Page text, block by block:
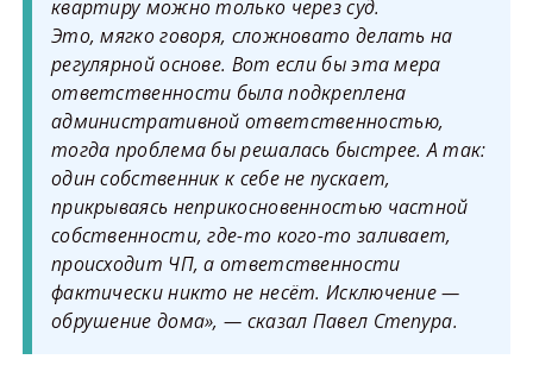
квартиру можно только через суд.
Это, мягко говоря, сложновато делать на
регулярной основе. Вот если бы эта мера
ответственности была подкреплена
административной ответственностью,
тогда проблема бы решалась быстрее. А так:
один собственник к себе не пускает,
прикрываясь неприкосновенностью частной
собственности, где-то кого-то заливает,
происходит ЧП, а ответственности
фактически никто не несёт. Исключение —
обрушение дома», — сказал Павел Степура.